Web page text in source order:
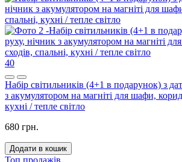
40
Набір світильників (4+1 в подарунок) з
з акумулятором на магніті для шафи,
кухні / тепле світло
680 грн.
Додати в кошик
Топ продажів